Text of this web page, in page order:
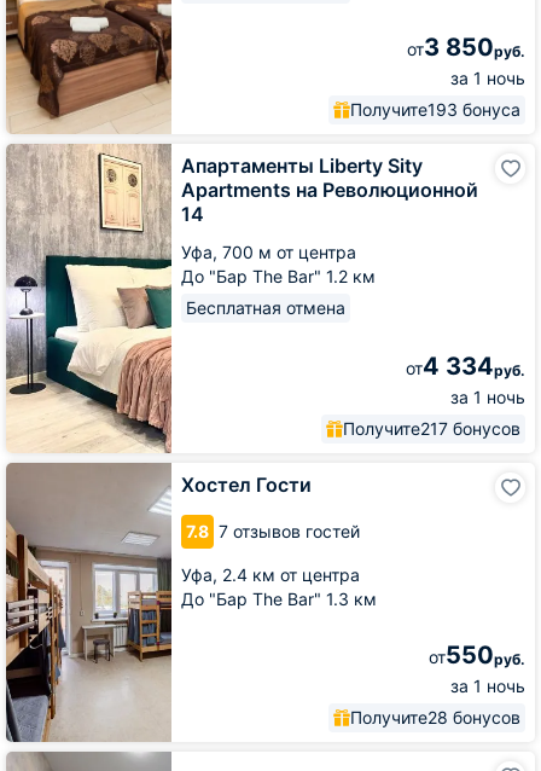
от3 850руб.
за 1 ночь
Получите193 бонуса
Апартаменты Liberty Sity
Apartments на Революционной
14
Уфа, 700 м от центра
До "Бар The Bar" 1.2 км
Бесплатная отмена
от4 334руб.
за 1 ночь
Получите217 бонусов
Апартаменты
Liberty
Sity
Apartments
на
Революционной
14
Хостел Гости
7.8 7 отзывов гостей
Уфа, 2.4 км от центра
До "Бар The Bar" 1.3 км
от550руб.
за 1 ночь
Получите28 бонусов
Хостел
Отель